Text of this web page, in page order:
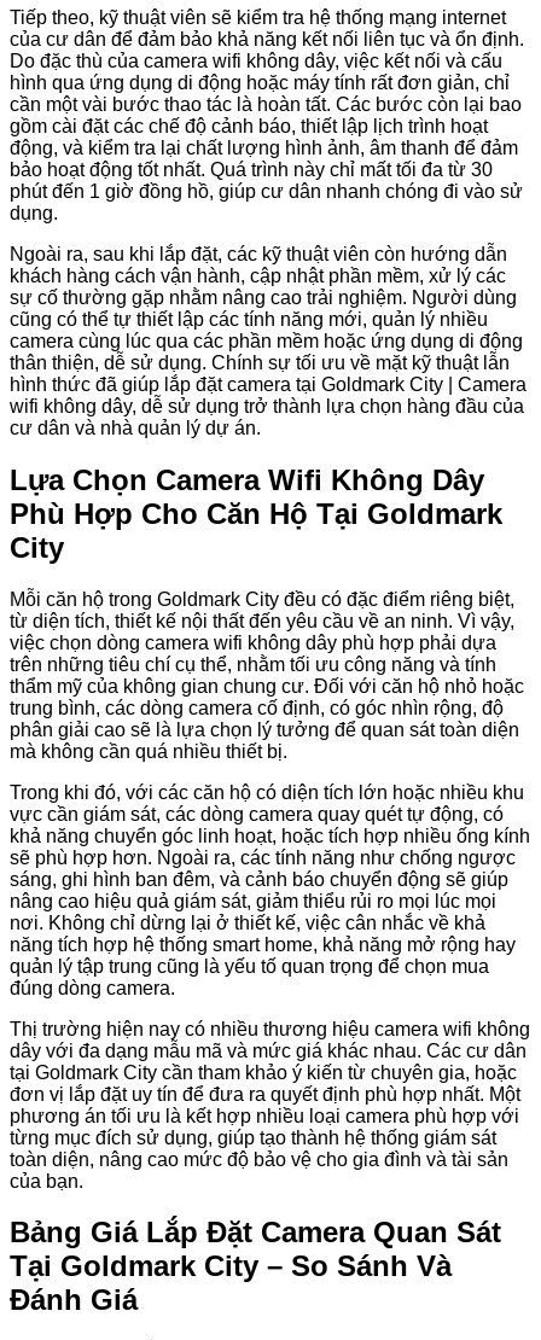
Tiếp theo, kỹ thuật viên sẽ kiểm tra hệ thống mạng internet
của cư dân để đảm bảo khả năng kết nối liên tục và ổn định.
Do đặc thù của camera wifi không dây, việc kết nối và cấu
hình qua ứng dụng di động hoặc máy tính rất đơn giản, chỉ
cần một vài bước thao tác là hoàn tất. Các bước còn lại bao
gồm cài đặt các chế độ cảnh báo, thiết lập lịch trình hoạt
động, và kiểm tra lại chất lượng hình ảnh, âm thanh để đảm
bảo hoạt động tốt nhất. Quá trình này chỉ mất tối đa từ 30
phút đến 1 giờ đồng hồ, giúp cư dân nhanh chóng đi vào sử
dụng.
Ngoài ra, sau khi lắp đặt, các kỹ thuật viên còn hướng dẫn
khách hàng cách vận hành, cập nhật phần mềm, xử lý các
sự cố thường gặp nhằm nâng cao trải nghiệm. Người dùng
cũng có thể tự thiết lập các tính năng mới, quản lý nhiều
camera cùng lúc qua các phần mềm hoặc ứng dụng di động
thân thiện, dễ sử dụng. Chính sự tối ưu về mặt kỹ thuật lẫn
hình thức đã giúp lắp đặt camera tại Goldmark City | Camera
wifi không dây, dễ sử dụng trở thành lựa chọn hàng đầu của
cư dân và nhà quản lý dự án.
Lựa Chọn Camera Wifi Không Dây
Phù Hợp Cho Căn Hộ Tại Goldmark
City
Mỗi căn hộ trong Goldmark City đều có đặc điểm riêng biệt,
từ diện tích, thiết kế nội thất đến yêu cầu về an ninh. Vì vậy,
việc chọn dòng camera wifi không dây phù hợp phải dựa
trên những tiêu chí cụ thể, nhằm tối ưu công năng và tính
thẩm mỹ của không gian chung cư. Đối với căn hộ nhỏ hoặc
trung bình, các dòng camera cố định, có góc nhìn rộng, độ
phân giải cao sẽ là lựa chọn lý tưởng để quan sát toàn diện
mà không cần quá nhiều thiết bị.
Trong khi đó, với các căn hộ có diện tích lớn hoặc nhiều khu
vực cần giám sát, các dòng camera quay quét tự động, có
khả năng chuyển góc linh hoạt, hoặc tích hợp nhiều ống kính
sẽ phù hợp hơn. Ngoài ra, các tính năng như chống ngược
sáng, ghi hình ban đêm, và cảnh báo chuyển động sẽ giúp
nâng cao hiệu quả giám sát, giảm thiểu rủi ro mọi lúc mọi
nơi. Không chỉ dừng lại ở thiết kế, việc cân nhắc về khả
năng tích hợp hệ thống smart home, khả năng mở rộng hay
quản lý tập trung cũng là yếu tố quan trọng để chọn mua
đúng dòng camera.
Thị trường hiện nay có nhiều thương hiệu camera wifi không
dây với đa dạng mẫu mã và mức giá khác nhau. Các cư dân
tại Goldmark City cần tham khảo ý kiến từ chuyên gia, hoặc
đơn vị lắp đặt uy tín để đưa ra quyết định phù hợp nhất. Một
phương án tối ưu là kết hợp nhiều loại camera phù hợp với
từng mục đích sử dụng, giúp tạo thành hệ thống giám sát
toàn diện, nâng cao mức độ bảo vệ cho gia đình và tài sản
của bạn.
Bảng Giá Lắp Đặt Camera Quan Sát
Tại Goldmark City – So Sánh Và
Đánh Giá